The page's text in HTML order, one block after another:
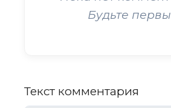
Будьте
Текст комментария